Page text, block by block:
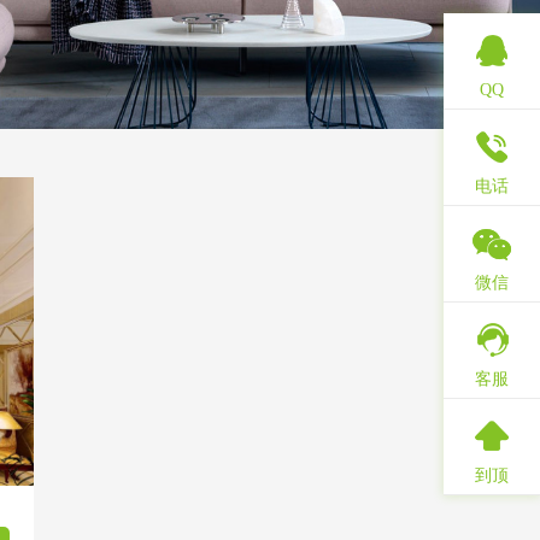
QQ
电话
微信
客服
到顶